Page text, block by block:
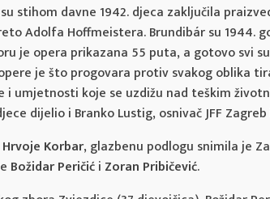
stihom davne 1942. djeca zaključila
Adolfa Hoffmeistera. Brundibár su
je opera prikazana 55 puta, a gotovo svi
je što progovara protiv svakog oblika
i umjetnosti koje se uzdižu nad teškim
dijelio i Branko Lustig, osnivač JFF
Hrvoje Korbar, glazbenu podlogu snimila je
Božidar Peričići Zoran Pribičević.